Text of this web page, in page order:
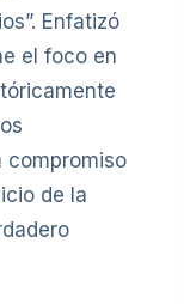
Enfatizó
el foco en
compromiso
de la